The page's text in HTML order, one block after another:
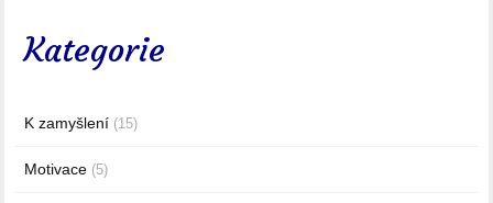
Kategorie
K zamyšlení (15)
Motivace (5)